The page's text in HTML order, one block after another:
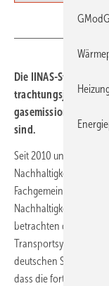
Die IINAS-Studie
trach­tungs­jahr 2023
gas­emissio­nen für
sind.
Seit 2010 untersucht
Fachgemeinschaft für
Nachhaltigkeit der
betrachten dafür
Transportsysteme, die
deutschen
dass die
GModG